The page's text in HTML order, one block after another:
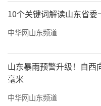
务人员安全责任，
管场所安全隐患，确
落实年，是推动威
攻坚年，
的坚强领导下，加
10个关键词解读山东省委
中华网山东频道
山东暴雨预警升级！自西
毫米
中华网山东频道